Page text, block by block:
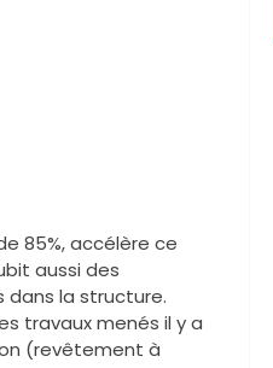
85%, accélère ce
aussi des
dans la structure.
travaux menés il y a
(revêtement à